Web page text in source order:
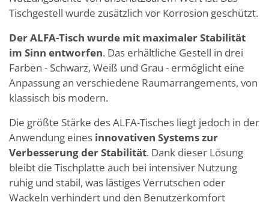
Tischgestell wurde zusätzlich vor Korrosion geschützt.
Der ALFA-Tisch wurde mit maximaler Stabilität
im Sinn entworfen. Das erhältliche Gestell in drei
Farben - Schwarz, Weiß und Grau - ermöglicht eine
Anpassung an verschiedene Raumarrangements, von
klassisch bis modern.
Die größte Stärke des ALFA-Tisches liegt jedoch in der
Anwendung eines innovativen Systems zur
Verbesserung der Stabilität. Dank dieser Lösung
bleibt die Tischplatte auch bei intensiver Nutzung
ruhig und stabil, was lästiges Verrutschen oder
Wackeln verhindert und den Benutzerkomfort